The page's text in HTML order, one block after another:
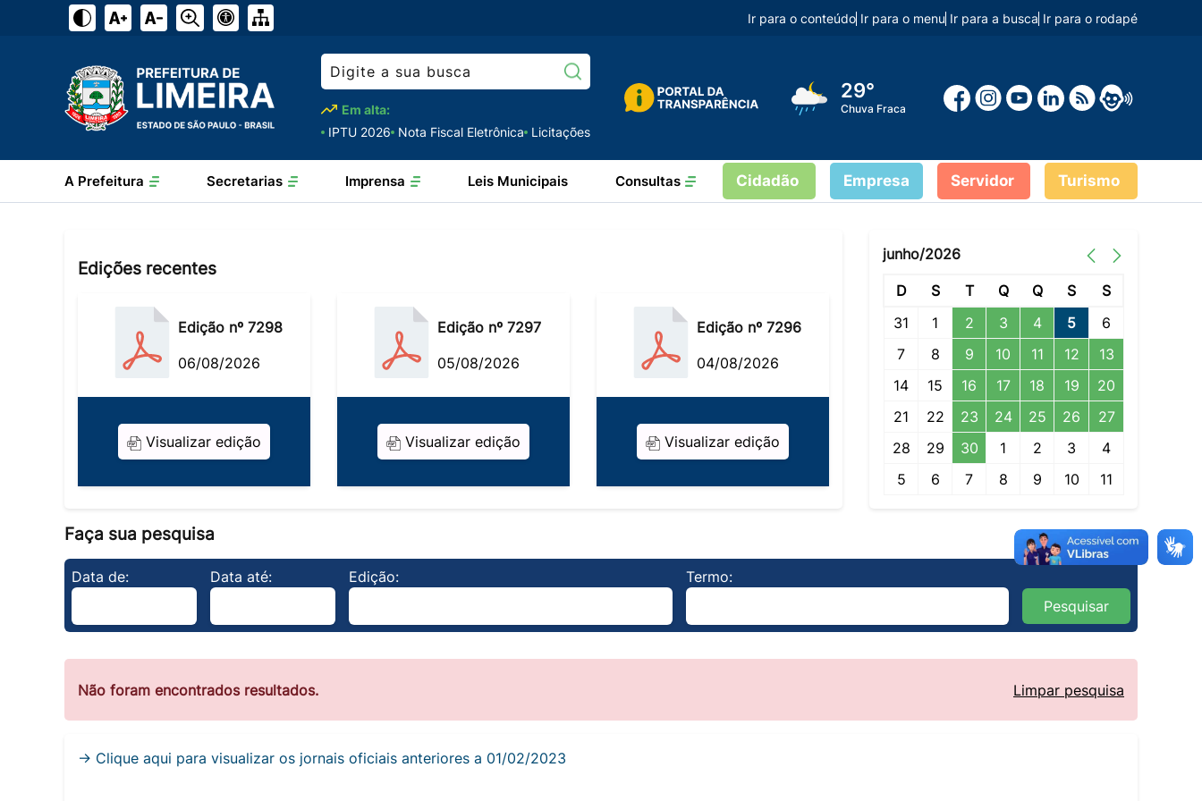
Ir para o conteúdo Ir para o menu Ir para a busca Ir para o rodapé
Em alta:
IPTU 2026 Nota Fiscal Eletrônica Licitações
29°
Chuva Fraca
Leis Municipais
A Prefeitura Secretarias Imprensa Consultas Cidadão Empresa Servidor Turismo
Edições recentes
Edição nº 7298
06/08/2026
Visualizar edição
Edição nº 7297
05/08/2026
Visualizar edição
Edição nº 7296
04/08/2026
Visualizar edição
junho/2026
D S T Q Q S
S
31
1 2 3 4 5
6
7
8 9 10 11 12
13
14
15 16 17 18 19
20
21
22 23 24 25 26
27
28
29 30 1 2 3
4
5
6 7 8 9 10 11
Faça sua pesquisa
Data de: Data até: Edição:
Termo:
Pesquisar
Não foram encontrados resultados. Limpar pesquisa
→ Clique aqui para visualizar os jornais oficiais anteriores a 01/02/2023